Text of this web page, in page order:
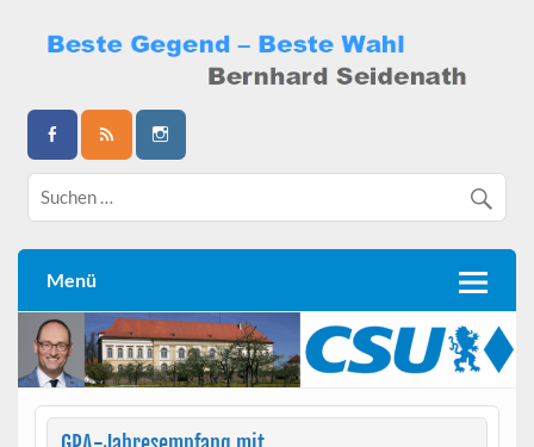
content
Bernhard Seidenath
Menü